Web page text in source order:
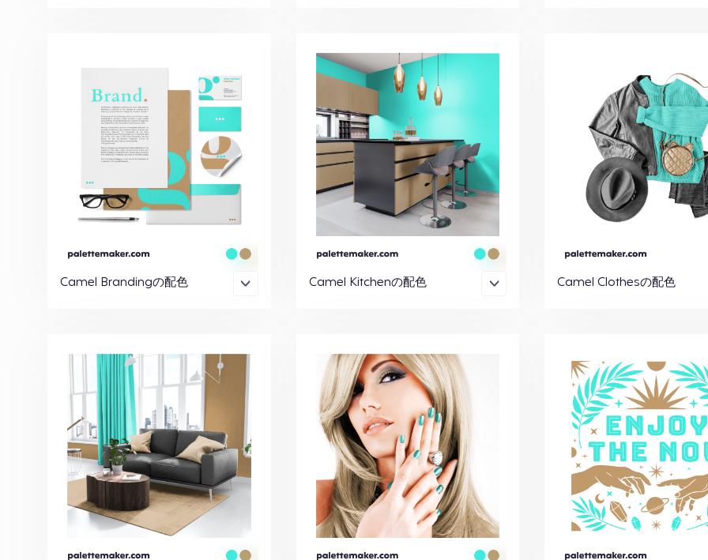
Camel Brandingの配色 Camel Kitchenの配色 Camel Clothesの配色